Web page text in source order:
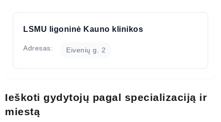
LSMU ligoninė Kauno klinikos
Adresas: Eivenių g. 2
Ieškoti gydytojų pagal specializaciją ir
miestą